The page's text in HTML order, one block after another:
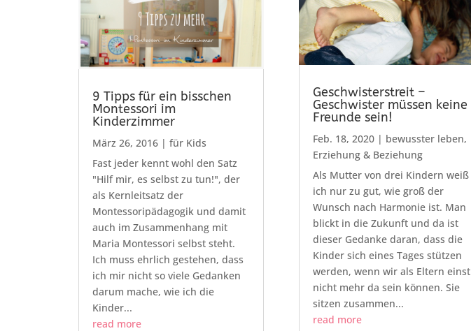
9 Tipps für ein bisschen
Montessori im
Kinderzimmer
März 26, 2016| für Kids
Fast jeder kennt wohl den Satz
"Hilf mir, es selbst zu tun!", der
als Kernleitsatz der
Montessoripädagogik und damit
auch im Zusammenhang mit
Maria Montessori selbst steht.
Ich muss ehrlich gestehen, dass
ich mir nicht so viele Gedanken
darum mache, wie ich die
Kinder...
read more
Geschwisterstreit –
Geschwister müssen keine
Freunde sein!
Feb. 18, 2020| bewusster leben,
Erziehung & Beziehung
Als Mutter von drei Kindern weiß
ich nur zu gut, wie groß der
Wunsch nach Harmonie ist. Man
blickt in die Zukunft und da ist
dieser Gedanke daran, dass die
Kinder sich eines Tages stützen
werden, wenn wir als Eltern einst
nicht mehr da sein können. Sie
sitzen zusammen...
read more